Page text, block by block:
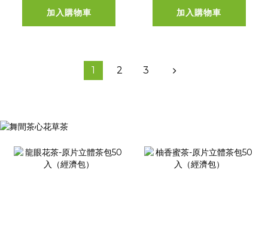
加入購物車 加入購物車
1 2 3